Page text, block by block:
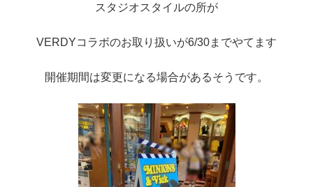
スタジオスタイルの所が
VERDYコラボのお取り扱いが6/30までやてます
開催期間は変更になる場合があるそうです。